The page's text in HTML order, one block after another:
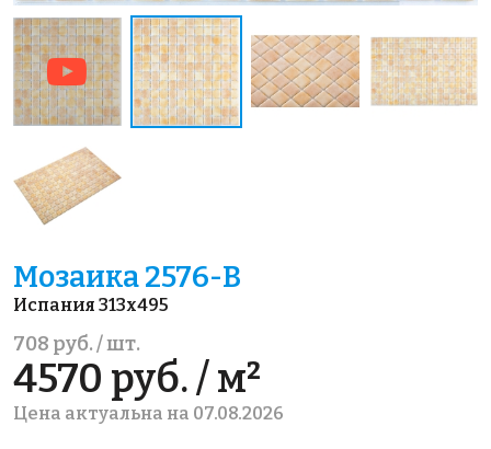
Мозаика 2576-В
Испания 313x495
708 руб. / шт.
4570 руб. / м²
Цена актуальна на 07.08.2026